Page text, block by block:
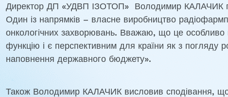
Директор ДП «УДВП ІЗОТОП» Володимир КАЛАЧИК
Один із напрямків – власне виробництво
онкологічних захворювань. Вважаю, що це
функцію і є перспективним для країни як з погляду
наповнення державного бюджету».
Також Володимир КАЛАЧИК висловив сподівання, що